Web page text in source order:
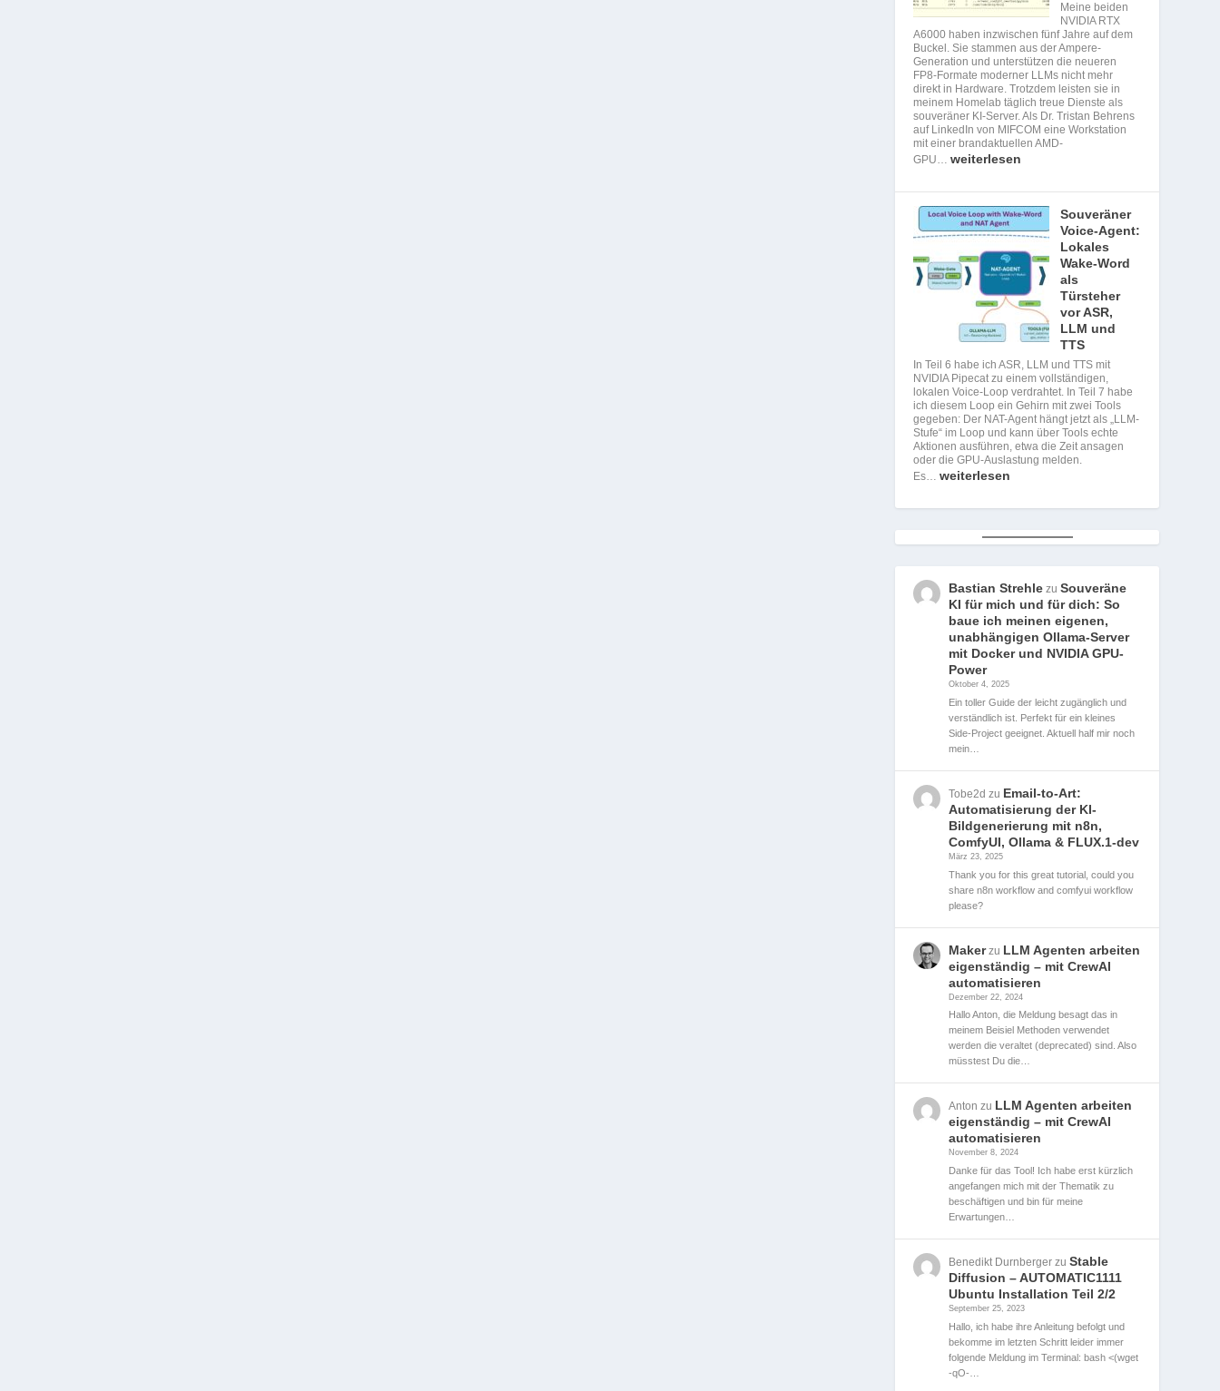
Meine beiden
NVIDIA RTX
A6000 haben inzwischen fünf Jahre auf dem
Buckel. Sie stammen aus der Ampere-
Generation und unterstützen die neueren
FP8-Formate moderner LLMs nicht mehr
direkt in Hardware. Trotzdem leisten sie in
meinem Homelab täglich treue Dienste als
souveräner KI-Server. Als Dr. Tristan Behrens
auf LinkedIn von MIFCOM eine Workstation
mit einer brandaktuellen AMD-
GPU…weiterlesen
Souveräner
Voice-Agent:
Lokales
Wake-Word
als
Türsteher
vor ASR,
LLM und
TTS
In Teil 6 habe ich ASR, LLM und TTS mit
NVIDIA Pipecat zu einem vollständigen,
lokalen Voice-Loop verdrahtet. In Teil 7 habe
ich diesem Loop ein Gehirn mit zwei Tools
gegeben: Der NAT-Agent hängt jetzt als „LLM-
Stufe“ im Loop und kann über Tools echte
Aktionen ausführen, etwa die Zeit ansagen
oder die GPU-Auslastung melden.
Es…weiterlesen
Bastian Strehle zuSouveräne
KI für mich und für dich: So
baue ich meinen eigenen,
unabhängigen Ollama-Server
mit Docker und NVIDIA GPU-
Power
Oktober 4, 2025
Ein toller Guide der leicht zugänglich und
verständlich ist. Perfekt für ein kleines
Side-Project geeignet. Aktuell half mir noch
mein…
Tobe2d zu Email-to-Art:
Automatisierung der KI-
Bildgenerierung mit n8n,
ComfyUI, Ollama & FLUX.1-dev
März 23, 2025
Thank you for this great tutorial, could you
share n8n workflow and comfyui workflow
please?
Makerzu LLM Agenten arbeiten
eigenständig – mit CrewAI
automatisieren
Dezember 22, 2024
Hallo Anton, die Meldung besagt das in
meinem Beisiel Methoden verwendet
werden die veraltet (deprecated) sind. Also
müsstest Du die…
Anton zu LLM Agenten arbeiten
eigenständig – mit CrewAI
automatisieren
November 8, 2024
Danke für das Tool! Ich habe erst kürzlich
angefangen mich mit der Thematik zu
beschäftigen und bin für meine
Erwartungen…
Benedikt Durnberger zuStable
Diffusion – AUTOMATIC1111
Ubuntu Installation Teil 2/2
September 25, 2023
Hallo, ich habe ihre Anleitung befolgt und
bekomme im letzten Schritt leider immer
folgende Meldung im Terminal: bash <(wget
-qO-…